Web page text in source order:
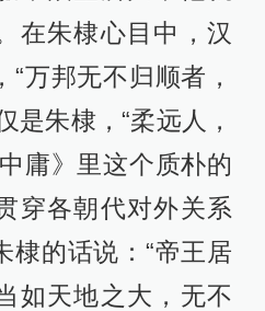
在朱棣心目中，汉
万邦无不归顺者，
是朱棣，“柔远人，
庸》里这个质朴的
穿各朝代对外关系
棣的话说：“帝王居
如天地之大，无不